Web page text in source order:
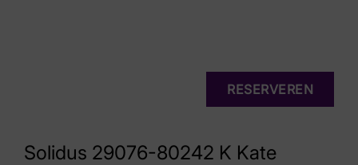
Solidus 29076-80242 K Kate
RESERVEREN